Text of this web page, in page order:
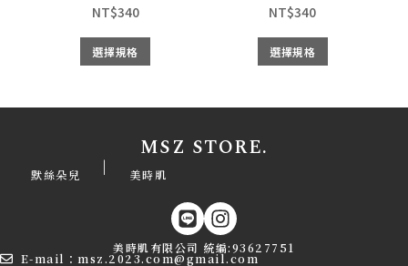
NT$340
選擇規格
NT$340
選擇規格
MSZ STORE.
默絲朵兒 | 美時肌
美時肌有限公司 統編:93627751
E-mail：msz.2023.com@gmail.com